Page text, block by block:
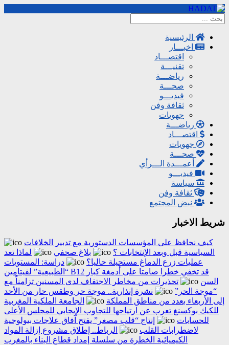
الرئيسية
اخبـــار
اقتصـــاد
تقنيـــة
رياضـــة
صحـــة
فيديـــو
ثقافة وفن
جهويات
رياضـــة
اقتصـــاد
جهويات
صحـــة
أعمـــدة الـــرأي
فيديـــو
سياسة
ثقافة وفن
نبض المجتمع
شريط الاخبار
كيف نحافظ على المؤسسات الدستورية مع تدبير الخلافات
السياسية قبل وبعد الإنتخابات ؟
بلاغ صحفي
لماذا تعد
عمليات زرع الدماغ مستحيلة حاليا؟
دراسة: المستويات
“الطبيعية” لفيتامين B12 قد تخفي خطرا صامتا على أدمغة كبار
السن
تحذيرات من مخاطر الاجتفاف لدى المسنين تزامناً مع
“موجة الحر”
نشرة إنذارية.. موجة حر وطقس حار من الأحد
إلى الأربعاء بعدد من مناطق المملكة
الجامعة الملكية المغربية
للكيك بوكسنغ تعرب عن ارتياحها للتجاوب الإيجابي للمجلس الأعلى
للحسابات
إنتاج “قلب مصغر” يفتح آفاق علاجات بيولوجية
لاضطرابات القلب
الرباط.. إطلاق مشروع إزالة المواد
الكيميائية الخطرة من سلسلة إمداد قطاع البناء بالمغرب